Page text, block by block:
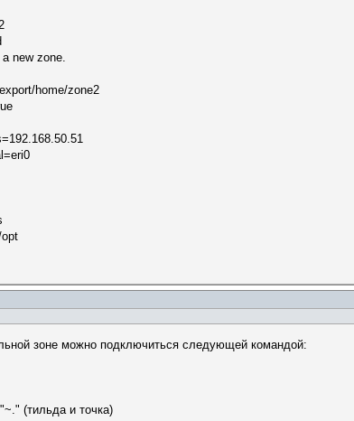
new zone.
home/zone2
зоне можно подключиться следующей командой:
(тильда и точка)